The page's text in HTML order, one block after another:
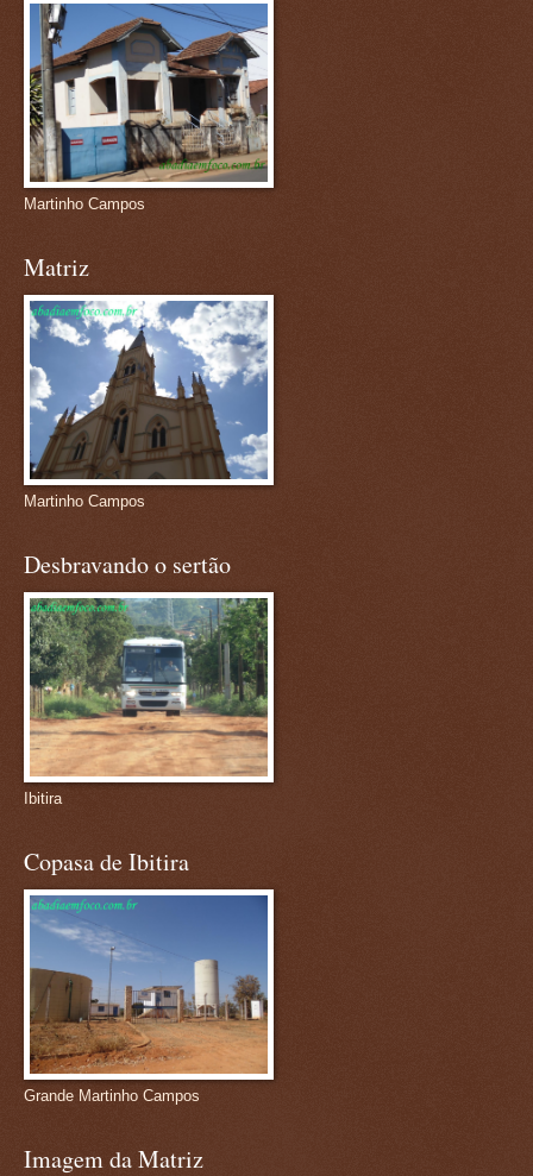
Martinho Campos
Matriz
Martinho Campos
Desbravando o sertão
Ibitira
Copasa de Ibitira
Grande Martinho Campos
Imagem da Matriz